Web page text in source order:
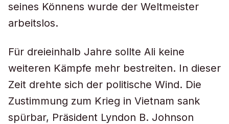
seines Könnens wurde der Weltmeister
arbeitslos.
Für dreieinhalb Jahre sollte Ali keine
weiteren Kämpfe mehr bestreiten. In dieser
Zeit drehte sich der politische Wind. Die
Zustimmung zum Krieg in Vietnam sank
spürbar, Präsident Lyndon B. Johnson